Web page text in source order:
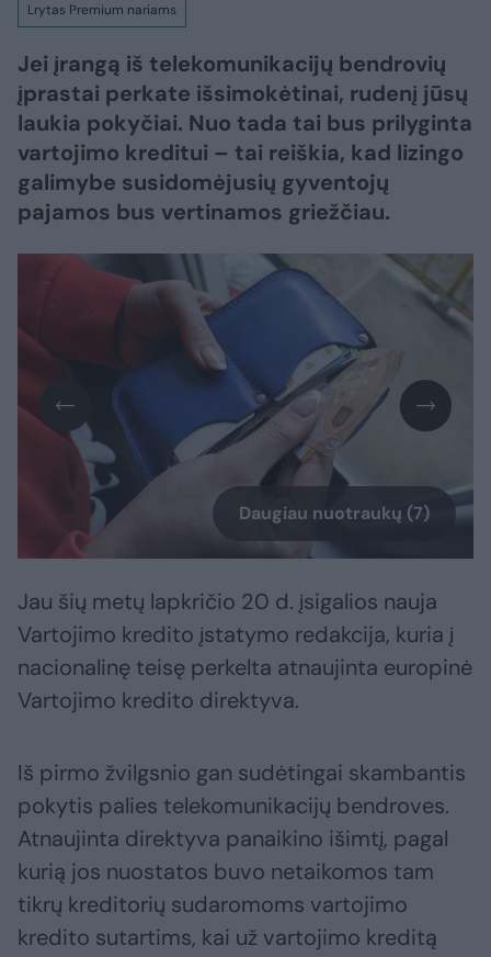
Lrytas Premium nariams
Jei įrangą iš telekomunikacijų bendrovių
įprastai perkate išsimokėtinai, rudenį jūsų
laukia pokyčiai. Nuo tada tai bus prilyginta
vartojimo kreditui – tai reiškia, kad lizingo
galimybe susidomėjusių gyventojų
pajamos bus vertinamos griežčiau.
Daugiau nuotraukų (7)
Jau šių metų lapkričio 20 d. įsigalios nauja
Vartojimo kredito įstatymo redakcija, kuria į
nacionalinę teisę perkelta atnaujinta europinė
Vartojimo kredito direktyva.
Iš pirmo žvilgsnio gan sudėtingai skambantis
pokytis palies telekomunikacijų bendroves.
Atnaujinta direktyva panaikino išimtį, pagal
kurią jos nuostatos buvo netaikomos tam
tikrų kreditorių sudaromoms vartojimo
kredito sutartims, kai už vartojimo kreditą